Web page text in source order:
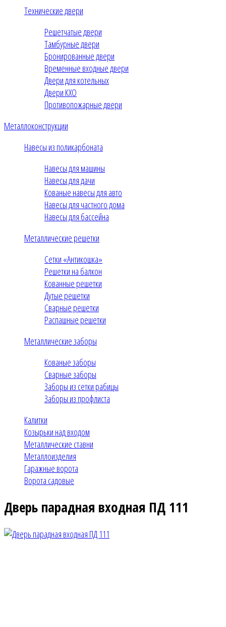
Технические двери
Решетчатые двери
Тамбурные двери
Бронированные двери
Временные входные двери
Двери для котельных
Двери КХО
Противопожарные двери
Металлоконструкции
Навесы из поликарбоната
Навесы для машины
Навесы для дачи
Кованые навесы для авто
Навесы для частного дома
Навесы для бассейна
Металлические решетки
Сетки «Антикошка»
Решетки на балкон
Кованные решетки
Дутые решетки
Сварные решетки
Распашные решетки
Металлические заборы
Кованые заборы
Сварные заборы
Заборы из сетки рабицы
Заборы из профлиста
Калитки
Козырьки над входом
Металлические ставни
Металлоизделия
Гаражные ворота
Ворота садовые
Дверь парадная входная ПД 111